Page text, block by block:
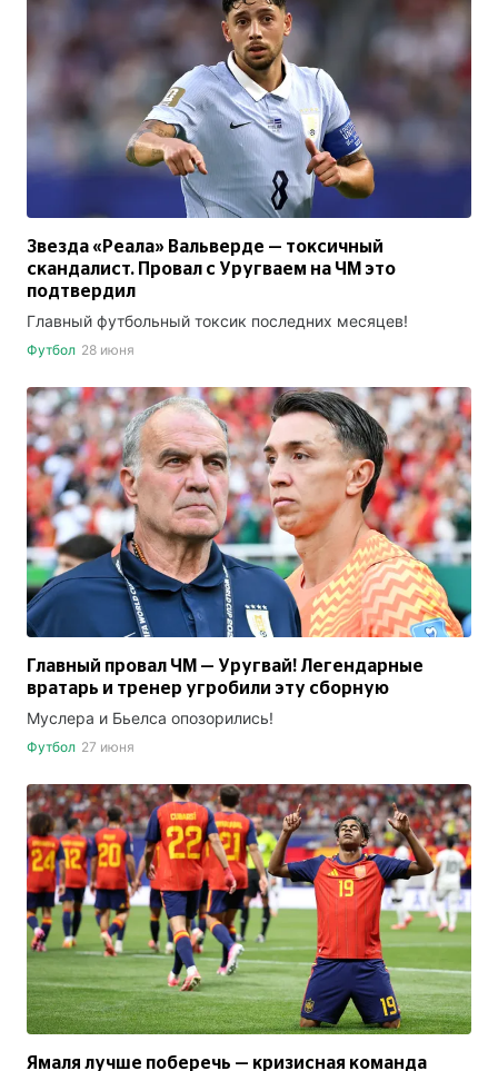
Звезда «Реала» Вальверде — токсичный
скандалист. Провал с Уругваем на ЧМ это
подтвердил
Главный футбольный токсик последних месяцев!
Футбол 28 июня
Главный провал ЧМ — Уругвай! Легендарные
вратарь и тренер угробили эту сборную
Муслера и Бьелса опозорились!
Футбол 27 июня
Ямаля лучше поберечь — кризисная команда